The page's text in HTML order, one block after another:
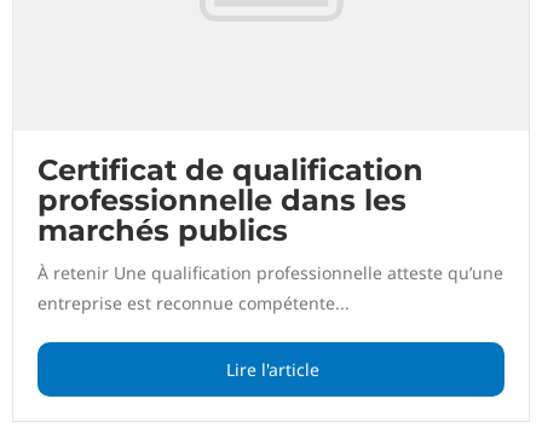
Certificat de qualification
professionnelle dans les
marchés publics
À retenir Une qualification professionnelle atteste qu’une
entreprise est reconnue compétente...
Lire l'article